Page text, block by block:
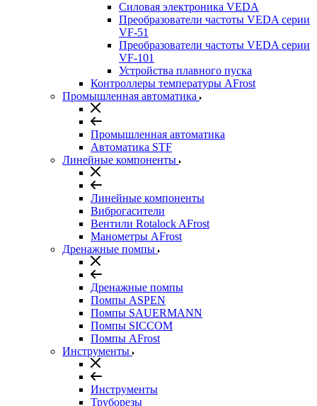
Силовая электроника VEDA
Преобразователи частоты VEDA серии
VF-51
Преобразователи частоты VEDA серии
VF-101
Устройства плавного пуска
Контроллеры температуры AFrost
Промышленная автоматика
Промышленная автоматика
Автоматика STF
Линейные компоненты
Линейные компоненты
Виброгасители
Вентили Rotalock AFrost
Манометры AFrost
Дренажные помпы
Дренажные помпы
Помпы ASPEN
Помпы SAUERMANN
Помпы SICCOM
Помпы AFrost
Инструменты
Инструменты
Труборезы